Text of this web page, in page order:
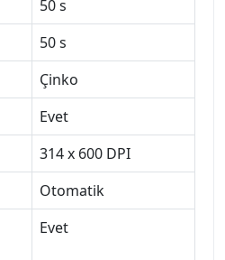
50 s
50 s
Çinko
Evet
314 x 600 DPI
Otomatik
Evet